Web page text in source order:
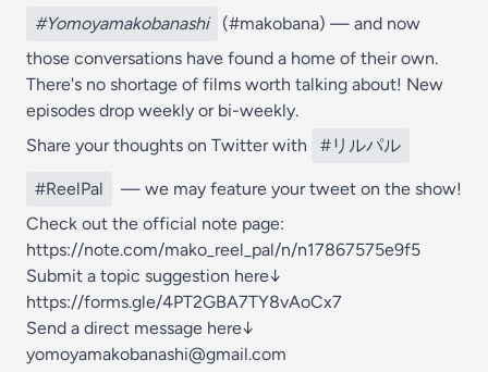
#Yomoyamakobanashi
(#makobana) — and now
those conversations have found a home of their own.
There's no shortage of films worth talking about! New
episodes drop weekly or bi-weekly.
Share your thoughts on Twitter with
#リルパル
#ReelPal
— we may feature your tweet on the show!
Check out the official note page:
https://note.com/mako_reel_pal/n/n17867575e9f5
Submit a topic suggestion here↓
https://forms.gle/4PT2GBA7TY8vAoCx7
Send a direct message here↓
⁠⁠yomoyamakobanashi@gmail.com⁠⁠